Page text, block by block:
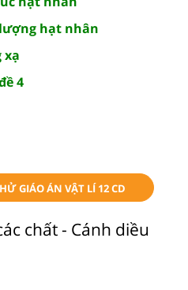
hạt nhân
xạ
4
GIÁO ÁN VẬT LÍ 12 CD
chất - Cánh diều